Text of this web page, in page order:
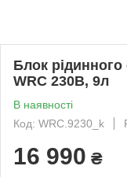
Блок
WRC 230B, 9л
В наявності
Код: WRC.9230_k
16 990 ₴